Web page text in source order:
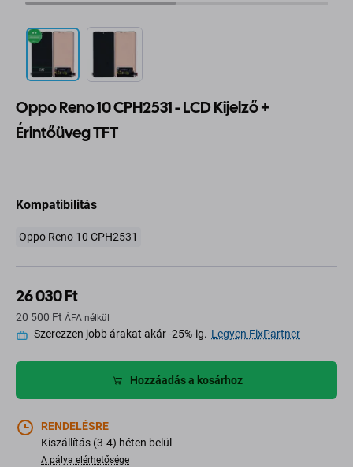
Oppo Reno 10 CPH2531 - LCD Kijelző +
Érintőüveg TFT
Kompatibilitás
Oppo Reno 10 CPH2531
26 030 Ft
20 500 Ft ÁFA nélkül
Szerezzen jobb árakat akár -25%-ig. Legyen FixPartner
Hozzáadás a kosárhoz
RENDELÉSRE
Kiszállítás (3-4) héten belül
A pálya elérhetősége